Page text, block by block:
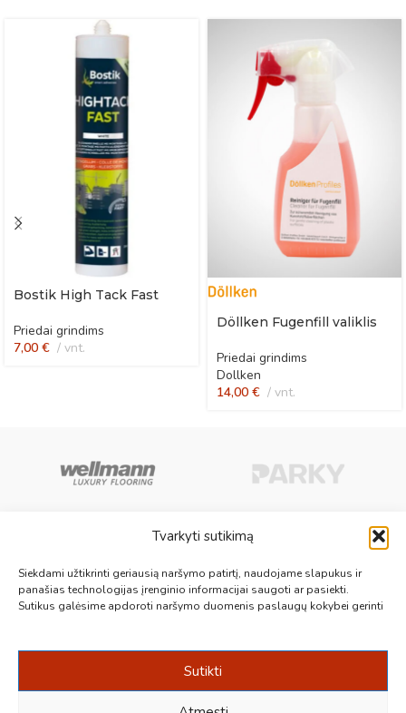
Tvarkyti sutikimą
Siekdami užtikrinti geriausią naršymo patirtį, naudojame slapukus ir
panašias technologijas įrenginio informacijai saugoti ar pasiekti.
Sutikus galėsime apdoroti naršymo duomenis paslaugų kokybei gerinti
Sutikti
Bostik High Tack Fast
Priedai grindims
7,00 € vnt.
Döllken Fugenfill valiklis
Priedai grindims
Dollken
14,00 € vnt.
Aukščiausios kokybės medinės, laminuotos, vinilinės grindys, paklotai,
kiliminės plytelės, grindjuostės ir kt. originalios bei kokybiškos prekės
jūsų grindims.
+370 687 19789